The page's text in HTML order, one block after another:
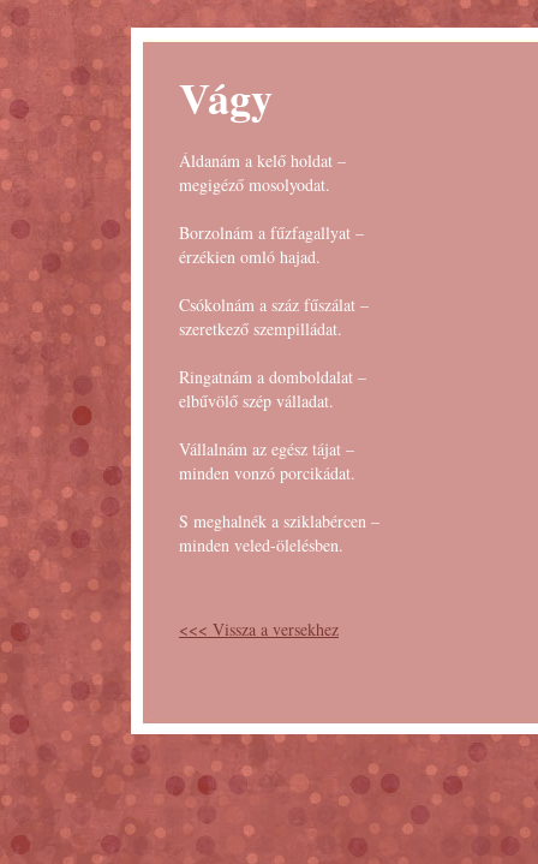
Vágy
Áldanám a kelő holdat –
megigéző mosolyodat.
Borzolnám a fűzfagallyat –
érzékien omló hajad.
Csókolnám a száz fűszálat –
szeretkező szempilládat.
Ringatnám a domboldalat –
elbűvölő szép válladat.
Vállalnám az egész tájat –
minden vonzó porcikádat.
S meghalnék a sziklabércen –
minden veled-ölelésben.
<<< Vissza a versekhez